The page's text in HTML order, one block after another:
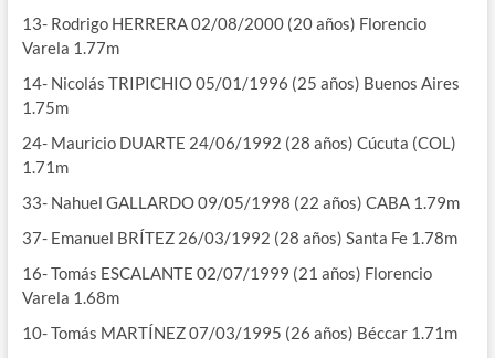
13- Rodrigo HERRERA 02/08/2000 (20 años) Florencio
Varela 1.77m
14- Nicolás TRIPICHIO 05/01/1996 (25 años) Buenos Aires
1.75m
24- Mauricio DUARTE 24/06/1992 (28 años) Cúcuta (COL)
1.71m
33- Nahuel GALLARDO 09/05/1998 (22 años) CABA 1.79m
37- Emanuel BRÍTEZ 26/03/1992 (28 años) Santa Fe 1.78m
16- Tomás ESCALANTE 02/07/1999 (21 años) Florencio
Varela 1.68m
10- Tomás MARTÍNEZ 07/03/1995 (26 años) Béccar 1.71m